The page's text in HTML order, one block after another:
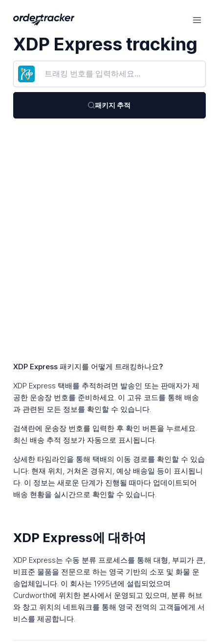
XDP Express tracking
패키지 추적
XDP Express 패키지를 어떻게 트래킹하나요?
XDP Express 택배를 추적하려면 발송인 또는 판매자가 제
공한 운송장 번호를 준비하세요. 이 고유 코드를 통해 배송
과 관련된 모든 정보를 확인할 수 있습니다.
검색란에 운송장 번호를 입력한 후 확인 버튼을 누르세요.
최신 배송 추적 정보가 자동으로 표시됩니다.
상세한 타임라인을 통해 택배의 이동 경로를 확인할 수 있습
니다: 현재 위치, 거쳐온 경유지, 예상 배송일 등이 표시됩니
다. 이 정보는 새로운 단계가 진행될 때마다 업데이트되어
배송 현황을 실시간으로 확인할 수 있습니다.
XDP Express에 대하여
XDP Express는 수동 분류 프로세스를 통해 대형, 부피가 큰,
비표준 물품을 전문으로 하는 영국 기반의 소포 및 화물 운
송업체입니다. 이 회사는 1995년에 설립되었으며
Curdworth에 위치한 본사에서 운영되고 있으며, 분류 허브
와 창고 위치의 네트워크를 통해 영국 전역의 고객들에게 서
비스를 제공합니다.